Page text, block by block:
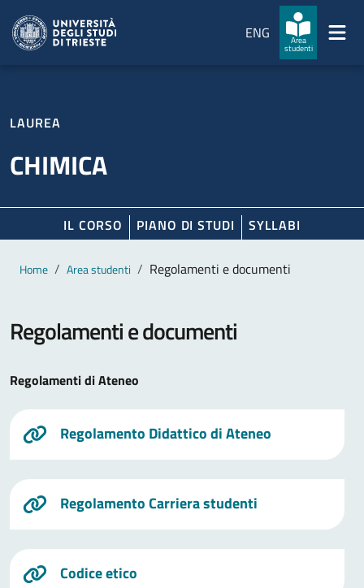
ENG
Area
studenti
LAUREA
CHIMICA
IL CORSO PIANO DI STUDI SYLLABI
Contenuto principale
Breadcrumb
Home Area studenti Regolamenti e documenti
Regolamenti e documenti
Regolamenti di Ateneo
Regolamento Didattico di Ateneo
Regolamento Carriera studenti
Codice etico